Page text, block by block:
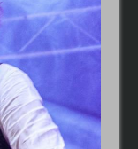
2018